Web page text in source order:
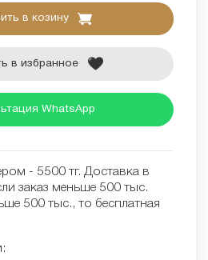
в козину
в избранное
WhatsApp
- 5500 тг. Доставка в
заказ меньше 500 тыс.
500 тыс., то бесплатная